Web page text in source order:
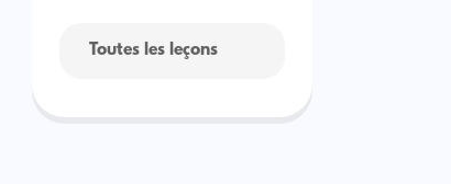
Toutes les leçons